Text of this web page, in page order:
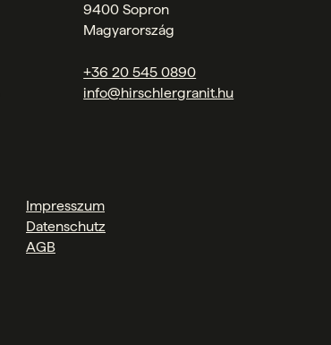
9400 Sopron
Magyarország
+36 20 545 0890
info@hirschlergranit.hu
Impresszum
Datenschutz
AGB